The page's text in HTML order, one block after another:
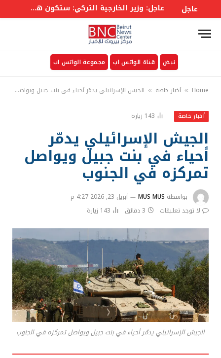
عاجل عاجل: وسائل إعلام لبنانية: تفجير ضخم نفذه العـ.ـ ـدو الإســـرائيلي في وادي السلوقي بالجنوب اللبناني
نبض قناة الواتس اب مجموعة الواتس اب
Home
» أخبار خاصة » الجيش الإسرائيلي يدمّر أحياء في بنت جبيل ويواصل تمركزه في الجنوب
أخبار خاصة 143 زيارة
الجيش الإسرائيلي يدمّر
أحياء في بنت جبيل ويواصل
تمركزه في الجنوب
بواسطة MUS MUS
أبريل 23, 2026 4:27 م
لا توجد تعليقات
3 دقائق 143 زيارة
الجيش الإسرائيلي يدمّر أحياء في بنت جبيل ويواصل تمركزه في الجنوب